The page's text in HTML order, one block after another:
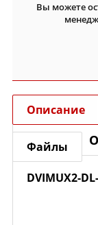
Вы можете
Описание
Файлы
DVIMUX2-